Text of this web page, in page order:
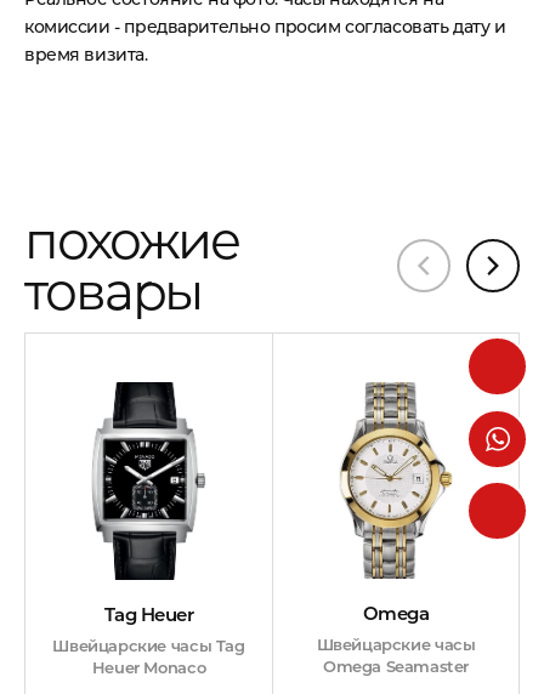
комиссии - предварительно просим согласовать дату и
время визита.
похожие
товары
Tag Heuer
Швейцарские часы Tag
Heuer Monaco
Omega
Швейцарские часы
Omega Seamaster